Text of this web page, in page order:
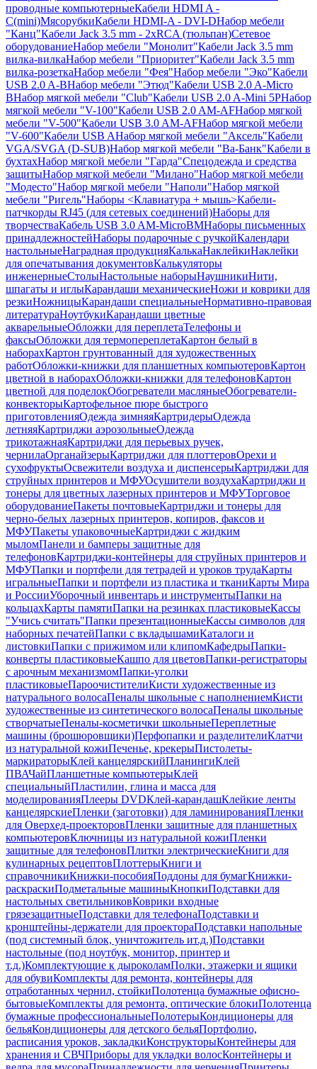
проводные компьютерныеКабели HDMI A -
C(mini)МясорубкиКабели HDMI-A - DVI-DНабор мебели
"Канц"Кабели Jack 3.5 mm - 2xRCA (тюльпан)Сетевое
оборудованиеНабор мебели "Монолит"Кабели Jack 3.5 mm
вилка-вилкаНабор мебели "Приоритет"Кабели Jack 3.5 mm
вилка-розеткаНабор мебели "Фея"Набор мебели "Эко"Кабели
USB 2.0 A-BНабор мебели "Этюд"Кабели USB 2.0 A-Micro
BНабор мягкой мебели "Club"Кабели USB 2.0 A-Mini 5PНабор
мягкой мебели "V-100"Кабели USB 2.0 AM-AFНабор мягкой
мебели "V-500"Кабели USB 3.0 AM-AFНабор мягкой мебели
"V-600"Кабели USB AНабор мягкой мебели "Аксель"Кабели
VGA/SVGA (D-SUB)Набор мягкой мебели "Ва-Банк"Кабели в
бухтахНабор мягкой мебели "Гарда"Спецодежда и средства
защитыНабор мягкой мебели "Милано"Набор мягкой мебели
"Модесто"Набор мягкой мебели "Наполи"Набор мягкой
мебели "Ригель"Наборы <Клавиатура + мышь>Кабели-
патчкорды RJ45 (для сетевых соединений)Наборы для
творчестваКабель USB 3.0 AM-MicroBMНаборы письменных
принадлежностейНаборы подарочные с ручкойКалендари
настольныеНаградная продукцияКалькаНаклейкиНаклейки
для опечатывания документовКалькуляторы
инженерныеСтолыНастольные наборыНаушникиНити,
шпагаты и иглыКарандаши механическиеНожи и коврики для
резкиНожницыКарандаши специальныеНормативно-правовая
литератураНоутбукиКарандаши цветные
акварельныеОбложки для переплетаТелефоны и
факсыОбложки для термопереплетаКартон белый в
наборахКартон грунтованный для художественных
работОбложки-книжки для планшетных компьютеровКартон
цветной в наборахОбложки-книжки для телефоновКартон
цветной для поделокОбогреватели масляныеОбогреватели-
конвекторыКартофельное пюре быстрого
приготовленияОдежда зимняяКартридерыОдежда
летняяКартриджи аэрозольныеОдежда
трикотажнаяКартриджи для перьевых ручек,
чернилаОрганайзерыКартриджи для плоттеровОрехи и
сухофруктыОсвежители воздуха и диспенсерыКартриджи для
струйных принтеров и МФУОсушители воздухаКартриджи и
тонеры для цветных лазерных принтеров и МФУТорговое
оборудованиеПакеты почтовыеКартриджи и тонеры для
черно-белых лазерных принтеров, копиров, факсов и
МФУПакеты упаковочныеКартриджи с жидким
мыломПанели и бамперы защитные для
телефоновКартриджи-контейнеры для струйных принтеров и
МФУПапки и портфели для тетрадей и уроков трудаКарты
игральныеПапки и портфели из пластика и тканиКарты Мира
и РоссииУборочный инвентарь и инструментыПапки на
кольцахКарты памятиПапки на резинках пластиковыеКассы
"Учись считать"Папки презентационныеКассы символов для
наборных печатейПапки с вкладышамиКаталоги и
листовкиПапки с прижимом или клипомКафедрыПапки-
конверты пластиковыеКашпо для цветовПапки-регистраторы
с арочным механизмомПапки-уголки
пластиковыеПароочистителиКисти художественные из
натурального волосаПеналы школьные с наполнениемКисти
художественные из синтетического волосаПеналы школьные
створчатыеПеналы-косметички школьныеПереплетные
машины (брошюровщики)Перфопапки и разделителиКлатчи
из натуральной кожиПеченье, крекерыПистолеты-
маркираторыКлей канцелярскийПланингиКлей
ПВАЧайПланшетные компьютерыКлей
специальныйПластилин, глина и масса для
моделированияПлееры DVDКлей-карандашКлейкие ленты
канцелярскиеПленки (заготовки) для ламинированияПленки
для Оверхед-проекторовПленки защитные для планшетных
компьютеровКлючницы из натуральной кожиПленки
защитные для телефоновПлитки электрическиеКниги для
кулинарных рецептовПлоттерыКниги и
справочникиКнижки-пособияПоддоны для бумагКнижки-
раскраскиПодметальные машиныКнопкиПодставки для
настольных светильниковКоврики входные
грязезащитныеПодставки для телефонаПодставки и
кронштейны-держатели для проектораПодставки напольные
(под системный блок, уничтожитель ит.д.)Подставки
настольные (под ноутбук, монитор, принтер и
т.д.)Комплектующие к дыроколамПолки, этажерки и ящики
для обувиКомплекты для ремонта, контейнеры для
отработанных чернил, стойкиПолотенца бумажные офисно-
бытовыеКомплекты для ремонта, оптические блокиПолотенца
бумажные профессиональныеПолотерыКондиционеры для
бельяКондиционеры для детского бельяПортфолио,
расписания уроков, закладкиКонструкторыКонтейнеры для
хранения и СВЧПриборы для укладки волосКонтейнеры и